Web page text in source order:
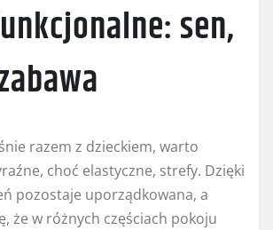
sen,
razem z dzieckiem, warto
choć elastyczne, strefy. Dzięki
pozostaje uporządkowana, a
że w różnych częściach pokoju